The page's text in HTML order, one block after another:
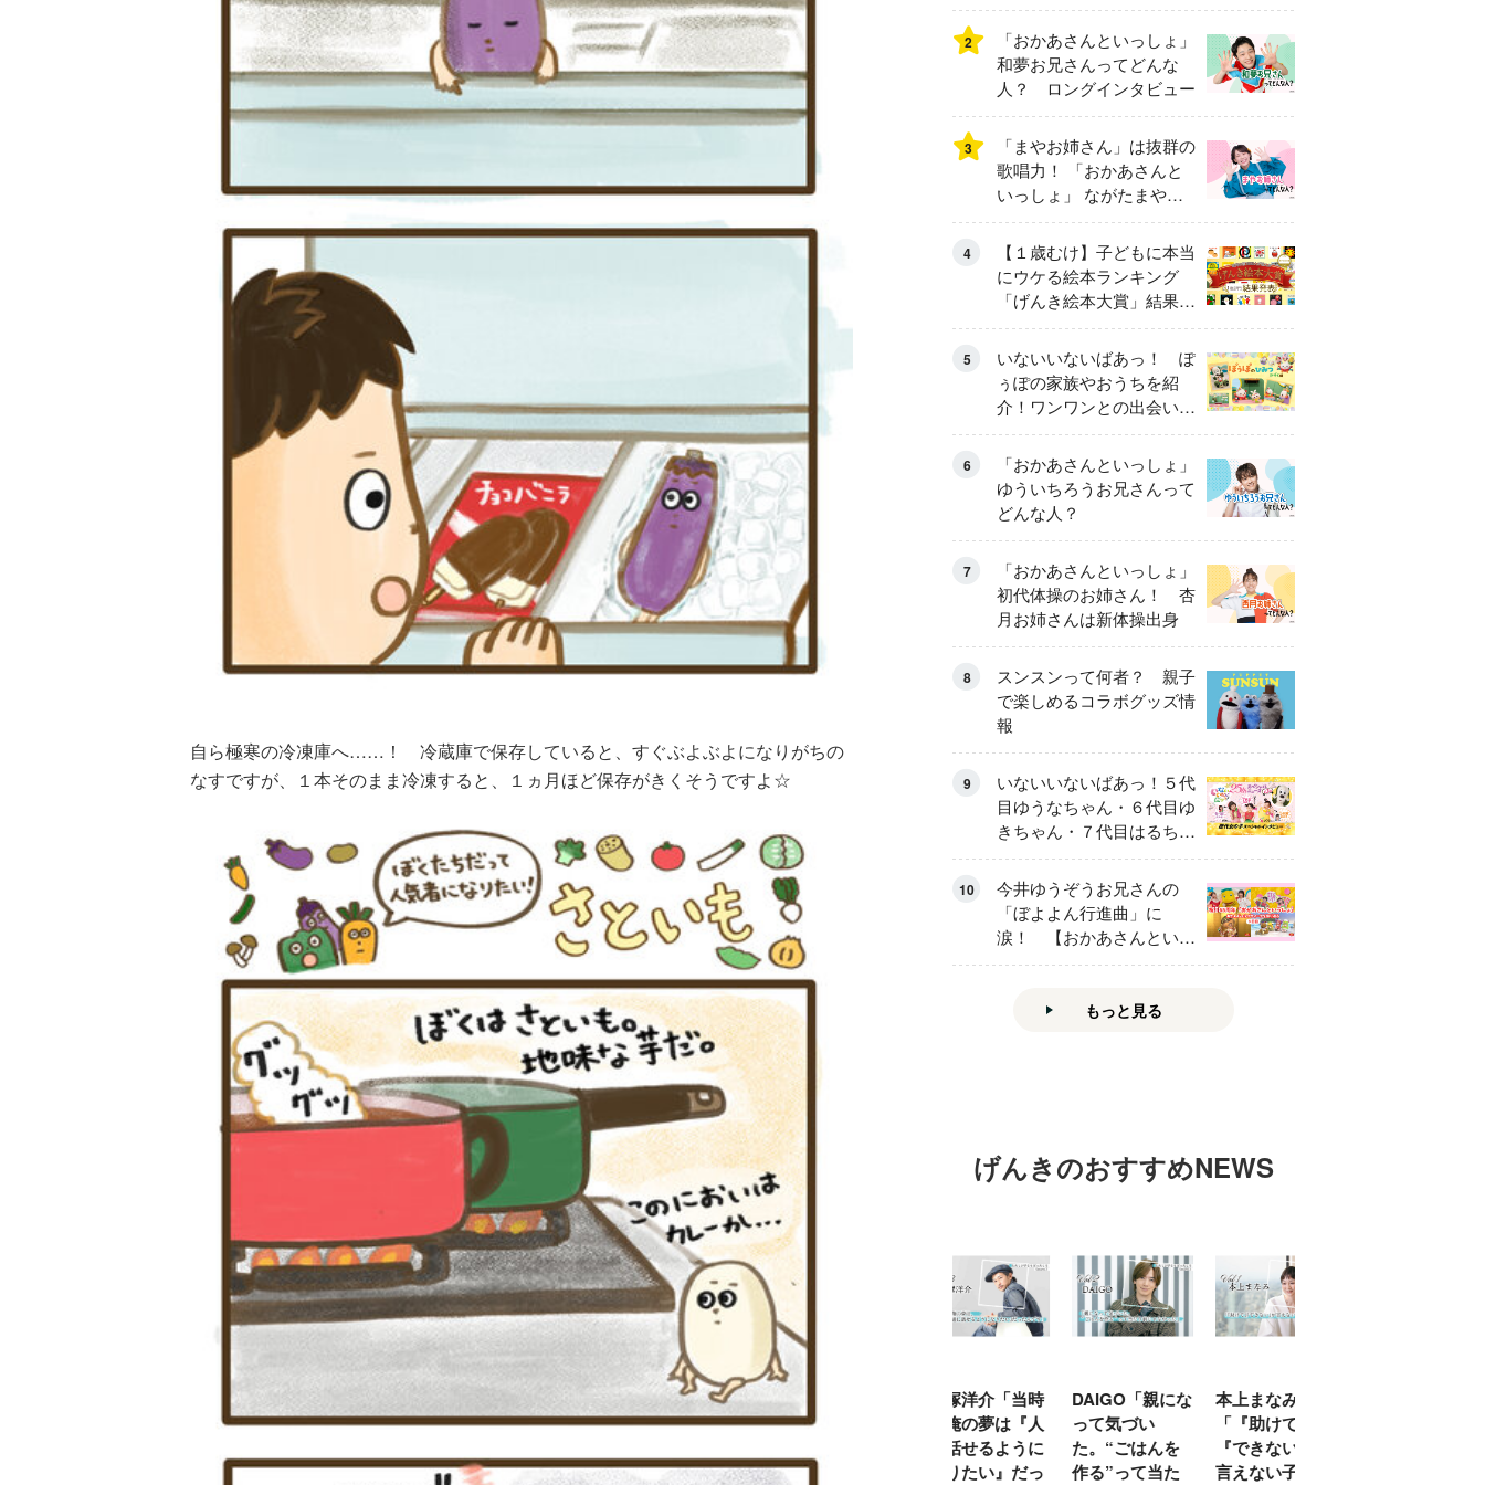
自ら極寒の冷凍庫へ……！ 冷蔵庫で保存していると、すぐぶよぶよになりがちの
なすですが、１本そのまま冷凍すると、１ヵ月ほど保存がきくそうですよ☆
2
「おかあさんといっしょ」
和夢お兄さんってどんな
人？ ロングインタビュー
3
「まやお姉さん」は抜群の
歌唱力！ 「おかあさんと
いっしょ」 ながたまやさ
んってどんな人？
4
【１歳むけ】子どもに本当
にウケる絵本ランキング
「げんき絵本大賞」結果発
表
5
いないいないばあっ！ ぽ
ぅぽの家族やおうちを紹
介！ワンワンとの出会いの
瞬間も
6
「おかあさんといっしょ」
ゆういちろうお兄さんって
どんな人？
7
「おかあさんといっしょ」
初代体操のお姉さん！ 杏
月お姉さんは新体操出身
8
スンスンって何者？ 親子
で楽しめるコラボグッズ情
報
9
いないいないばあっ！５代
目ゆうなちゃん・６代目ゆ
きちゃん・７代目はるちゃ
ん スペシャルインタビュ
ー
10
今井ゆうぞうお兄さんの
「ぼよよん行進曲」に
涙！ 【おかあさんといっ
しょ65周年特別番組】
もっと見る
げんきのおすすめNEWS
横山だいすけ
「僕は『歌が好
けど『歌がうま
元体操のお兄さ
ん小林よしひさ
の人の映画が人
TBSアナ井上貴
博「アナウンサ
ったことは一度
ひろゆき「『自
分はこれが得意
い込み”は重
長谷川あかり
「料理家になる
リもなかった」
窪塚洋介「当時
の俺の夢は『人
と話せるように
なりたい』だっ
DAIGO「親にな
って気づい
た。“ごはんを
作る”って当た
本上まなみ
「『助けて』
『できない』が
言えない子ども